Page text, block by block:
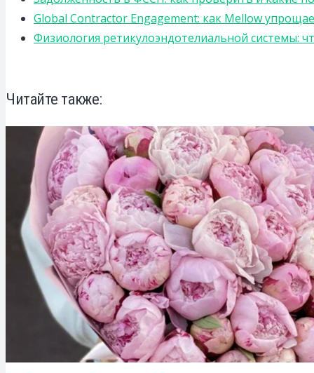
Global Contractor Engagement: как Mellow
Физиология ретикулоэндотелиальной системы:
Читайте также: